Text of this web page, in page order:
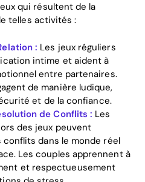
qui résultent de la
telles activités :
: Les jeux réguliers
intime et aident à
entre partenaires.
de manière ludique,
et de la confiance.
de Conflits : Les
des jeux peuvent
dans le monde réel
Les couples apprennent à
et respectueusement